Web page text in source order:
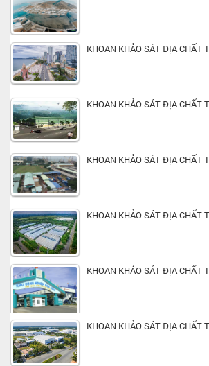
KHOAN KHẢO SÁT ĐỊA CHẤT
KHOAN KHẢO SÁT ĐỊA CHẤT
KHOAN KHẢO SÁT ĐỊA CHẤT
KHOAN KHẢO SÁT ĐỊA CHẤT
KHOAN KHẢO SÁT ĐỊA CHẤT
KHOAN KHẢO SÁT ĐỊA CHẤT